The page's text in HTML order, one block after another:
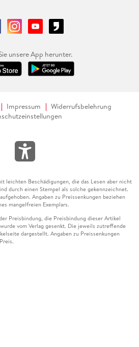
unsere App herunter.
Impressum
Widerrufsbelehrung
leichten Beschädigungen, die das Lesen aber nicht
durch einen Stempel als solche gekennzeichnet.
Angaben zu Preissenkungen beziehen
mangelfreien Exemplars.
Preisbindung, die Preisbindung dieser Artikel
vom Verlag gesenkt. Die jeweils zutreffende
dargestellt. Angaben zu Preissenkungen